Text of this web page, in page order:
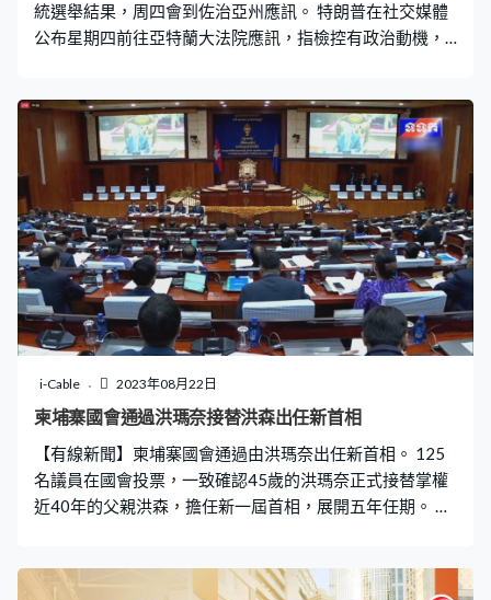
統選舉結果，周四會到佐治亞州應訊。 特朗普在社交媒體
公布星期四前往亞特蘭大法院應訊，指檢控有政治動機，
果。特朗普否認被控的13項罪名，包括違反敲詐勒索法及
多項串謀罪。特朗普需支付20萬美元保釋金，不得威脅恐
嚇證人。
i-Cable 2023年08月22日
柬埔寨國會通過洪瑪奈接替洪森出任新首相
【有線新聞】柬埔寨國會通過由洪瑪奈出任新首相。 125
名議員在國會投票，一致確認45歲的洪瑪奈正式接替掌權
近40年的父親洪森，擔任新一屆首相，展開五年任期。 國
奈的安排等同世襲，洪森則留任執政黨黨魁及國會議員。